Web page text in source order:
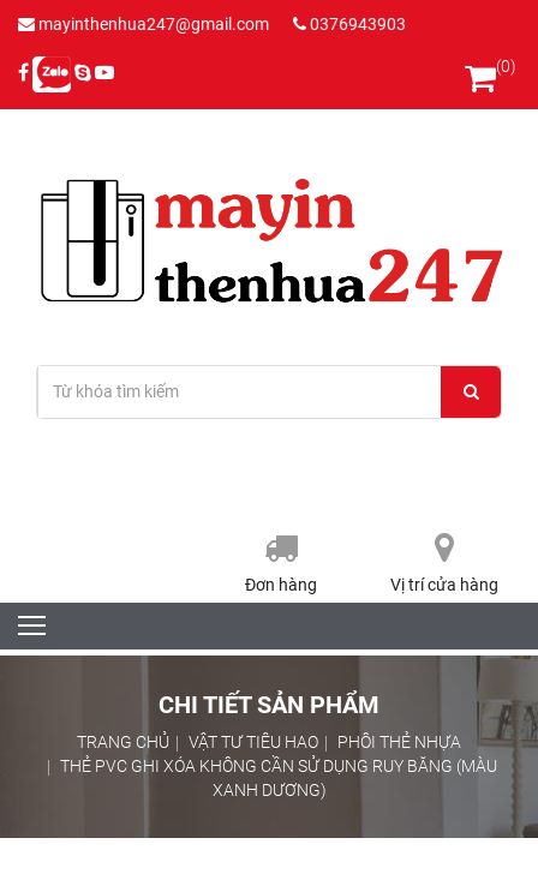
mayinthenhua247@gmail.com 0376943903
(0)
Đơn hàng Vị trí cửa hàng
CHI TIẾT SẢN PHẨM
TRANG CHỦ VẬT TƯ TIÊU HAO
PHÔI THẺ NHỰA
THẺ PVC GHI XÓA KHÔNG CẦN SỬ DỤNG RUY BĂNG (MÀU
XANH DƯƠNG)